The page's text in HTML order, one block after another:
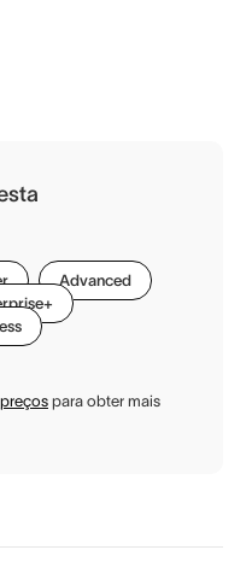
Advanced
para obter mais